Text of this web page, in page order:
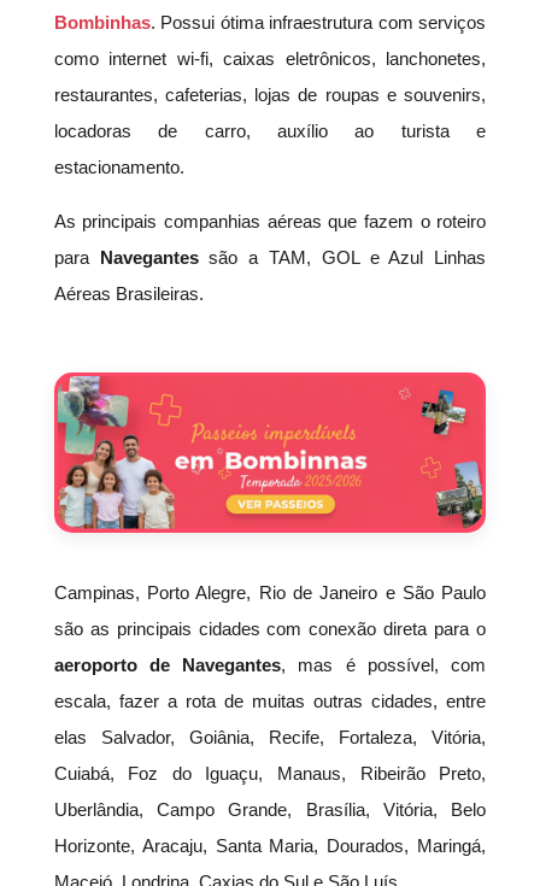
Bombinhas. Possui ótima infraestrutura com serviços
como internet wi-fi, caixas eletrônicos, lanchonetes,
restaurantes, cafeterias, lojas de roupas e souvenirs,
locadoras de carro, auxílio ao turista e
estacionamento.
As principais companhias aéreas que fazem o roteiro
para Navegantessão a TAM, GOL e Azul Linhas
Aéreas Brasileiras.
Campinas, Porto Alegre, Rio de Janeiro e São Paulo
são as principais cidades com conexão direta para o
aeroporto de Navegantes, mas é possível, com
escala, fazer a rota de muitas outras cidades, entre
elas Salvador, Goiânia, Recife, Fortaleza, Vitória,
Cuiabá, Foz do Iguaçu, Manaus, Ribeirão Preto,
Uberlândia, Campo Grande, Brasília, Vitória, Belo
Horizonte, Aracaju, Santa Maria, Dourados, Maringá,
Maceió, Londrina, Caxias do Sul e São Luís.